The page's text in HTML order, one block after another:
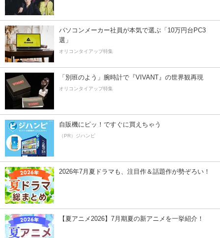
パソコンメーカー社員が本気で選ぶ「10万円台PC3
選」
オリコンタイアップ特集
「別班のよう」腕時計で『VIVANT』の世界観再現
オリコンタイアップ特集
自販機にピッ！ですぐに買えちゃう
（PR）ジハンピ
2026年7月夏ドラマも、注目作＆話題作が勢ぞろい！
【夏アニメ2026】7月期夏の新アニメを一挙紹介！